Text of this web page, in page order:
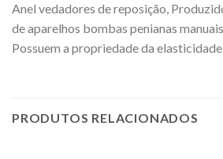
Anel vedadores de reposição,
de aparelhos bombas penianas
Possuem a propriedade da
PRODUTOS RELACIONADOS